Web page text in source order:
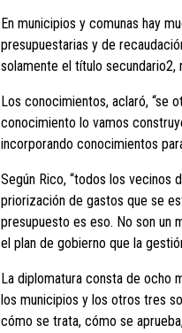
En municipios y comunas hay
presupuestarias y de
solamente el título secundario2,
Los conocimientos, aclaró, “se
conocimiento lo vamos
incorporando conocimientos
Según Rico, “todos los vecinos
priorización de gastos que se
presupuesto es eso. No son un
el plan de gobierno que la
La diplomatura consta de ocho
los municipios y los otros tres
cómo se trata, cómo se